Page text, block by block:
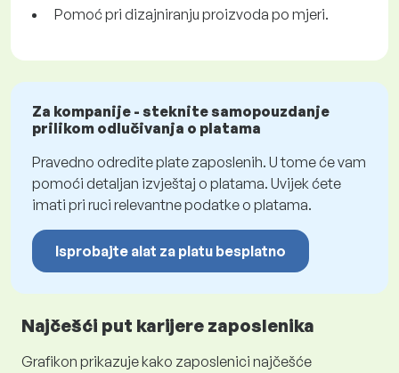
Pomoć pri dizajniranju proizvoda po mjeri.
Za kompanije - steknite samopouzdanje
prilikom odlučivanja o platama
Pravedno odredite plate zaposlenih. U tome će vam
pomoći detaljan izvještaj o platama. Uvijek ćete
imati pri ruci relevantne podatke o platama.
Isprobajte alat za platu besplatno
Najčešći put karijere zaposlenika
Grafikon prikazuje kako zaposlenici najčešće